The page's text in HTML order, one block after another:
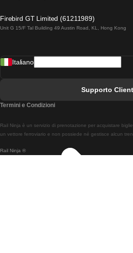
Treni Da Lisbona A
Treni Da Lisbon A
Treni Da Braga A
Firebird GT Limited (61211989)
Unit G 15/F Tal Building 49 Austin Road, KL, Hong Kong
Rail Ninja ®
Rail Ninja è un servizio di prenotazione per acquistare
un vettore ferroviario e non possiede né gestisce alcun
Italiano
Supporto
Termini e Condizioni